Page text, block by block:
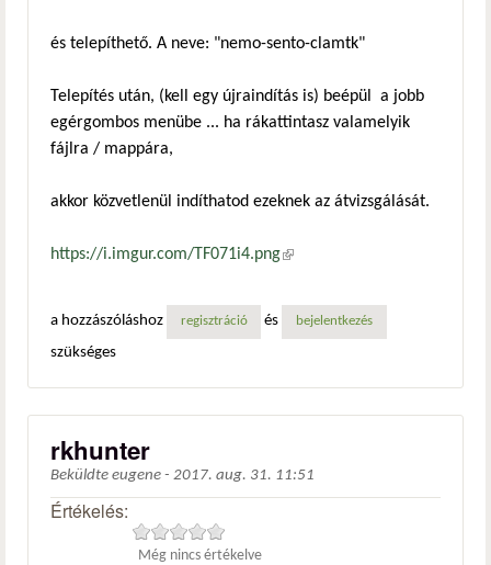
és telepíthető. A neve: "nemo-sento-clamtk"
Telepítés után, (kell egy újraindítás is) beépül a jobb
egérgombos menübe ... ha rákattintasz valamelyik
fájlra / mappára,
akkor közvetlenül indíthatod ezeknek az átvizsgálását.
https://i.imgur.com/TF071i4.png(külső hivatkozás)
a hozzászóláshoz regisztráció és bejelentkezés
szükséges
rkhunter
Beküldte eugene - 2017. aug. 31. 11:51
Értékelés:
Még nincs értékelve